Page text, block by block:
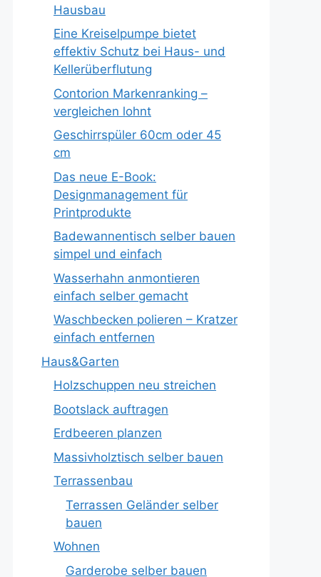
Hausbau
Eine Kreiselpumpe bietet
effektiv Schutz bei Haus- und
Kellerüberflutung
Contorion Markenranking –
vergleichen lohnt
Geschirrspüler 60cm oder 45
cm
Das neue E-Book:
Designmanagement für
Printprodukte
Badewannentisch selber bauen
simpel und einfach
Wasserhahn anmontieren
einfach selber gemacht
Waschbecken polieren – Kratzer
einfach entfernen
Haus&Garten
Holzschuppen neu streichen
Bootslack auftragen
Erdbeeren planzen
Massivholztisch selber bauen
Terrassenbau
Terrassen Geländer selber
bauen
Wohnen
Garderobe selber bauen